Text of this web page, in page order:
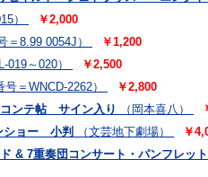
）
￥2,000
＝8.99 0054J）
￥1,200
019～020）
￥2,500
号＝WNCD-2262）
￥2,800
ンテ帖 サイン入り
（岡本喜八）
ショー 小判
（文芸地下劇場）
￥
& 7重奏団コンサート・パンフレット